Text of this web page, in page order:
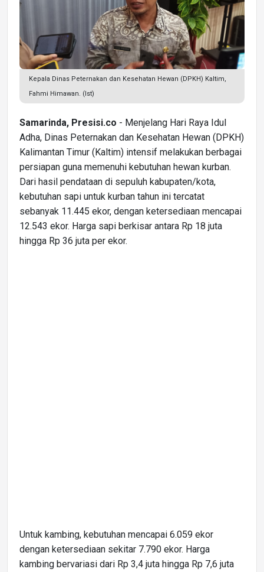
Kepala Dinas Peternakan dan Kesehatan Hewan (DPKH) Kaltim,
Fahmi Himawan. (Ist)
Samarinda, Presisi.co - Menjelang Hari Raya Idul
Adha, Dinas Peternakan dan Kesehatan Hewan (DPKH)
Kalimantan Timur (Kaltim) intensif melakukan berbagai
persiapan guna memenuhi kebutuhan hewan kurban.
Dari hasil pendataan di sepuluh kabupaten/kota,
kebutuhan sapi untuk kurban tahun ini tercatat
sebanyak 11.445 ekor, dengan ketersediaan mencapai
12.543 ekor. Harga sapi berkisar antara Rp 18 juta
hingga Rp 36 juta per ekor.
Untuk kambing, kebutuhan mencapai 6.059 ekor
dengan ketersediaan sekitar 7.790 ekor. Harga
kambing bervariasi dari Rp 3,4 juta hingga Rp 7,6 juta